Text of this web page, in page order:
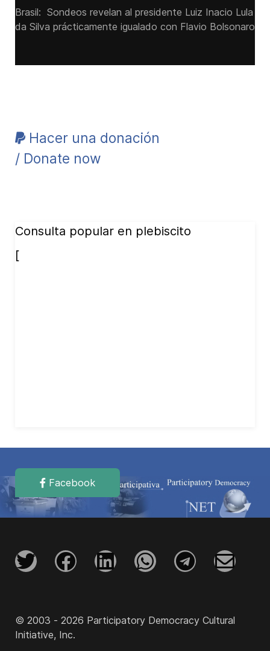
Brasil: Sondeos revelan al presidente Luiz Inacio Lula
da Silva prácticamente igualado con Flavio Bolsonaro
Hacer una donación
/ Donate now
Consulta popular en plebiscito
[
Facebook
© 2003 - 2026 Participatory Democracy Cultural
Initiative, Inc.